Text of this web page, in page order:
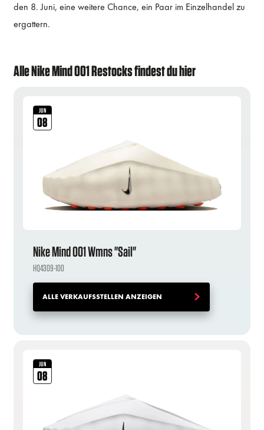
den 8. Juni, eine weitere Chance, ein Paar im Einzelhandel zu
ergattern.
Alle Nike Mind 001 Restocks findest du hier
JUN
08
Nike Mind 001 Wmns "Sail"
HQ4309-100
ALLE VERKAUFSSTELLEN ANZEIGEN
JUN
08